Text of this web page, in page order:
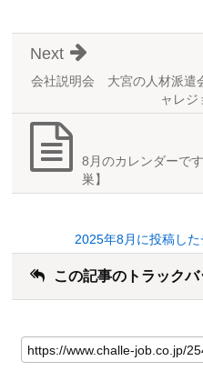
会社説明会 大宮の人材派遣
ャレ
Next
8月のカレンダーで
巣】
2025年8月に投稿し
この記事のトラック
の
記